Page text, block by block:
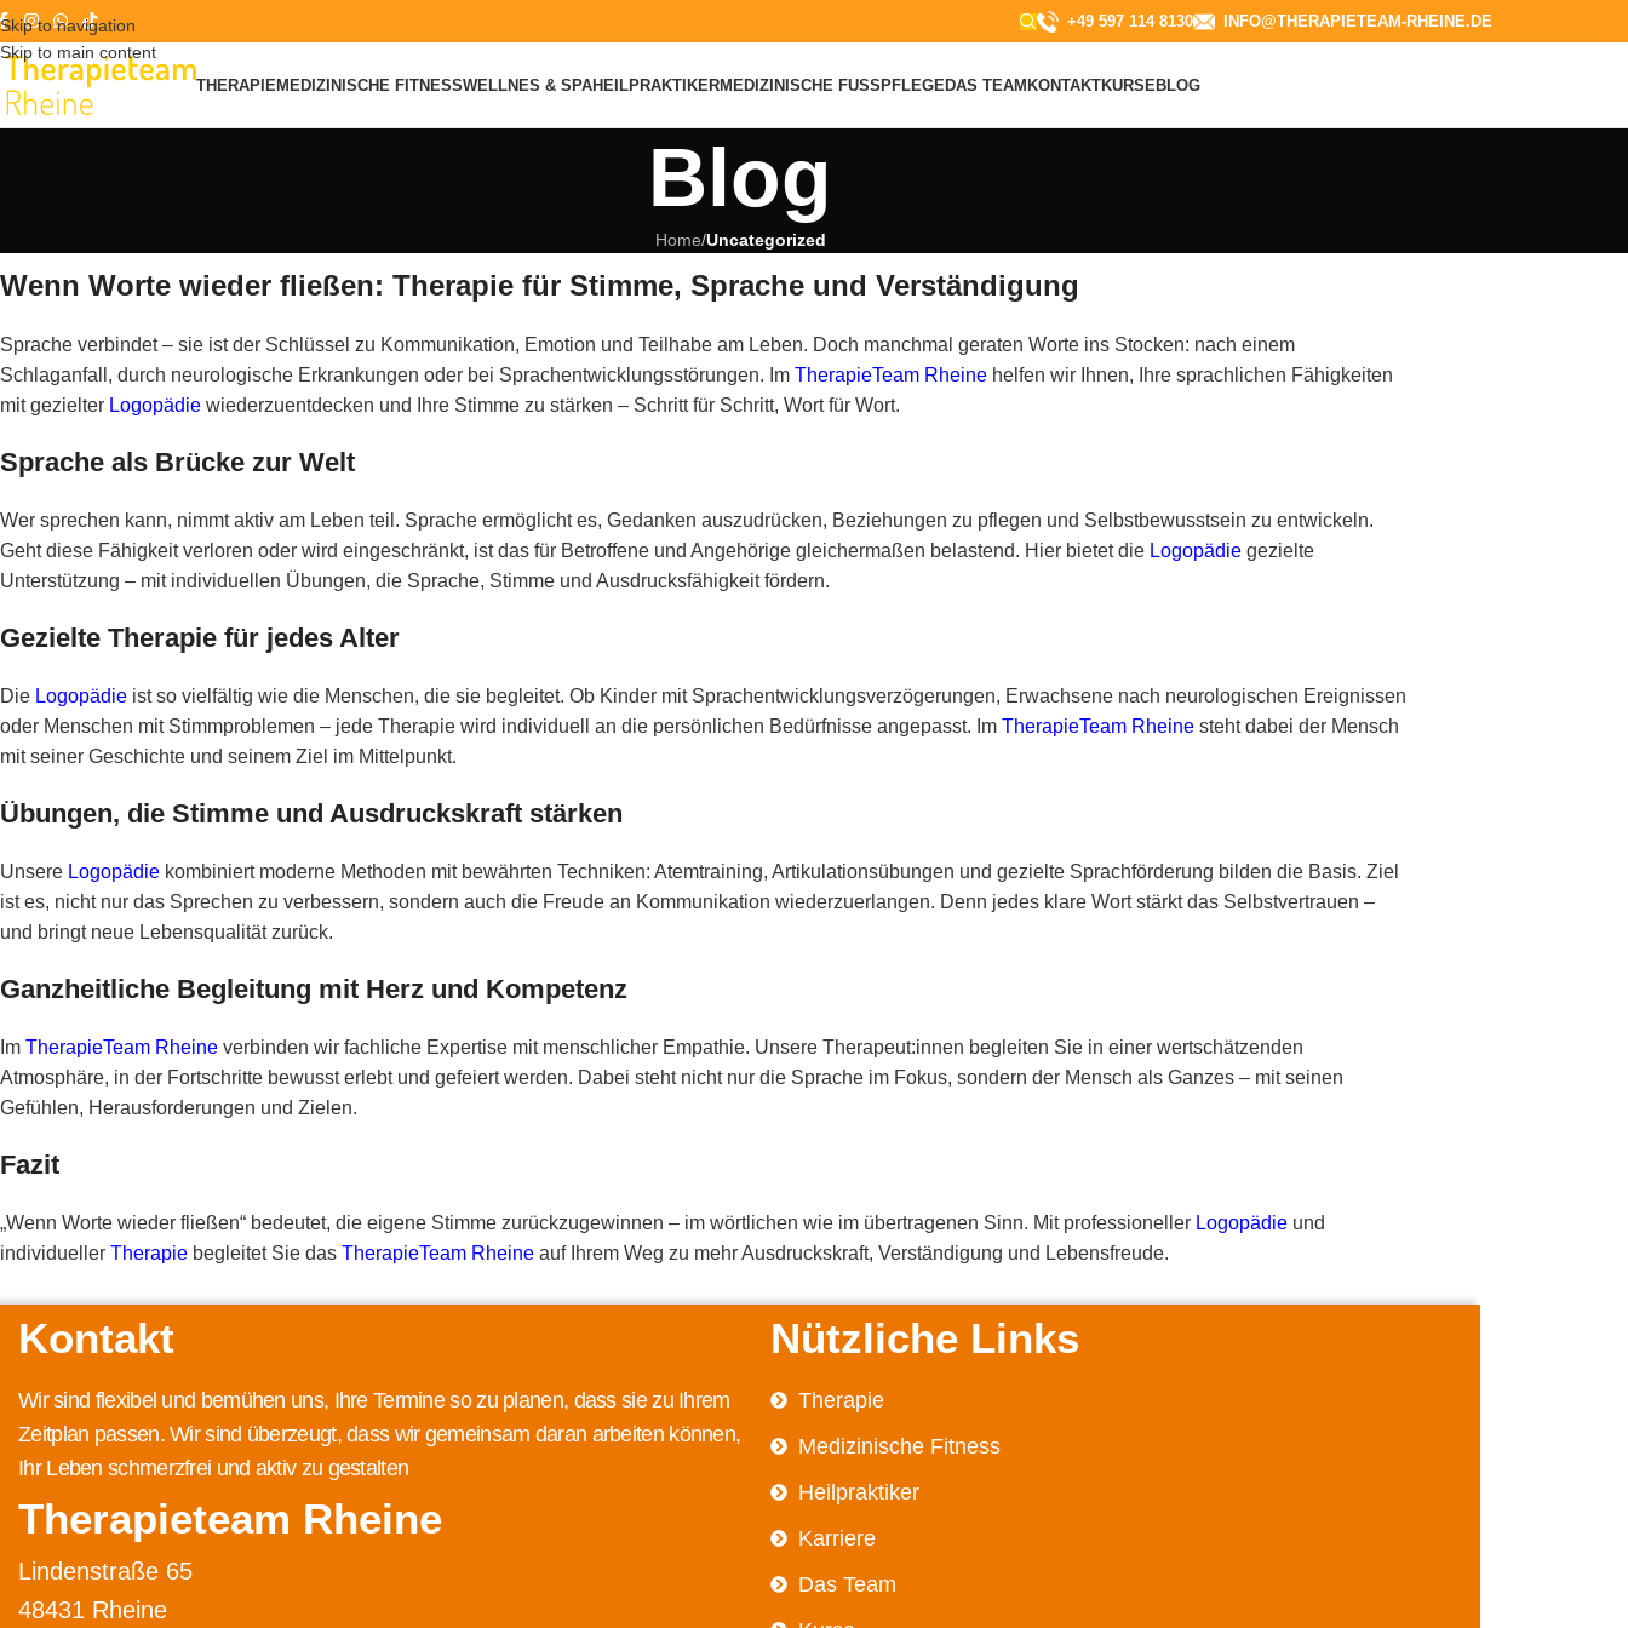
Skip to navigation
Skip to main content
+49 597 114 8130​ INFO@THERAPIETEAM-RHEINE.DE
THERAPIEMEDIZINISCHE FITNESSWELLNES & SPAHEILPRAKTIKERMEDIZINISCHE FUSSPFLEGE DAS TEAMKONTAKTKURSEBLOG
Blog
Home/Uncategorized
Wenn Worte wieder fließen: Therapie für Stimme, Sprache und Verständigung
Sprache verbindet – sie ist der Schlüssel zu Kommunikation, Emotion und Teilhabe am Leben. Doch manchmal geraten Worte ins Stocken: nach einem
Schlaganfall, durch neurologische Erkrankungen oder bei Sprachentwicklungsstörungen. Im TherapieTeam Rheine helfen wir Ihnen, Ihre sprachlichen Fähigkeiten
mit gezielter Logopädie wiederzuentdecken und Ihre Stimme zu stärken – Schritt für Schritt, Wort für Wort.
Sprache als Brücke zur Welt
Wer sprechen kann, nimmt aktiv am Leben teil. Sprache ermöglicht es, Gedanken auszudrücken, Beziehungen zu pflegen und Selbstbewusstsein zu entwickeln.
Geht diese Fähigkeit verloren oder wird eingeschränkt, ist das für Betroffene und Angehörige gleichermaßen belastend. Hier bietet die Logopädie gezielte
Unterstützung – mit individuellen Übungen, die Sprache, Stimme und Ausdrucksfähigkeit fördern.
Gezielte Therapie für jedes Alter
Die Logopädie ist so vielfältig wie die Menschen, die sie begleitet. Ob Kinder mit Sprachentwicklungsverzögerungen, Erwachsene nach neurologischen Ereignissen
oder Menschen mit Stimmproblemen – jede Therapie wird individuell an die persönlichen Bedürfnisse angepasst. Im TherapieTeam Rheine steht dabei der Mensch
mit seiner Geschichte und seinem Ziel im Mittelpunkt.
Übungen, die Stimme und Ausdruckskraft stärken
Unsere Logopädie kombiniert moderne Methoden mit bewährten Techniken: Atemtraining, Artikulationsübungen und gezielte Sprachförderung bilden die Basis. Ziel
ist es, nicht nur das Sprechen zu verbessern, sondern auch die Freude an Kommunikation wiederzuerlangen. Denn jedes klare Wort stärkt das Selbstvertrauen –
und bringt neue Lebensqualität zurück.
Ganzheitliche Begleitung mit Herz und Kompetenz
Im TherapieTeam Rheine verbinden wir fachliche Expertise mit menschlicher Empathie. Unsere Therapeut:innen begleiten Sie in einer wertschätzenden
Atmosphäre, in der Fortschritte bewusst erlebt und gefeiert werden. Dabei steht nicht nur die Sprache im Fokus, sondern der Mensch als Ganzes – mit seinen
Gefühlen, Herausforderungen und Zielen.
Fazit
„Wenn Worte wieder fließen“ bedeutet, die eigene Stimme zurückzugewinnen – im wörtlichen wie im übertragenen Sinn. Mit professioneller Logopädie und
individueller Therapie begleitet Sie das TherapieTeam Rheine auf Ihrem Weg zu mehr Ausdruckskraft, Verständigung und Lebensfreude.
Kontakt
Wir sind flexibel und bemühen uns, Ihre Termine so zu planen, dass sie zu Ihrem
Zeitplan passen. Wir sind überzeugt, dass wir gemeinsam daran arbeiten können,
Ihr Leben schmerzfrei und aktiv zu gestalten
Therapieteam Rheine
Lindenstraße 65
48431 Rheine
Nützliche Links
Therapie
Medizinische Fitness
Heilpraktiker
Karriere
Das Team